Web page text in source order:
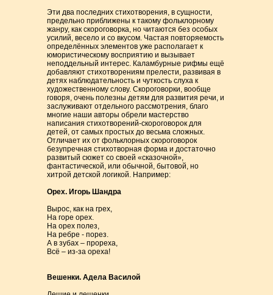
Эти два последних стихотворения, в сущности,
предельно приближены к такому фольклорному
жанру, как скороговорка, но читаются без особых
усилий, весело и со вкусом. Частая повторяемость
определённых элементов уже располагает к
юмористическому восприятию и вызывает
неподдельный интерес. Каламбурные рифмы ещё
добавляют стихотворениям прелести, развивая в
детях наблюдательность и чуткость слуха к
художественному слову. Скороговорки, вообще
говоря, очень полезны детям для развития речи, и
заслуживают отдельного рассмотрения, благо
многие наши авторы обрели мастерство
написания стихотворений-скороговорок для
детей, от самых простых до весьма сложных.
Отличает их от фольклорных скороговорок
безупречная стихотворная форма и достаточно
развитый сюжет со своей «сказочной»,
фантастической, или обычной, бытовой, но
хитрой детской логикой. Например:
Орех. Игорь Шандра
Вырос, как на грех,
На горе орех.
На орех полез,
На ребре - порез.
А в зубах – прореха,
Всё – из-за ореха!
Вешенки. Адела Василой